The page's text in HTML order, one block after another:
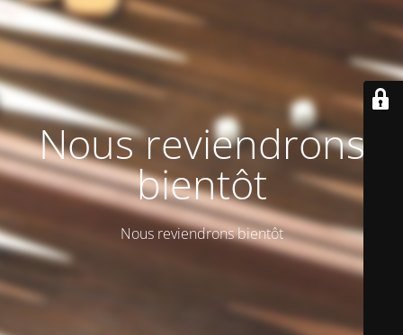
Nous reviendrons
bientôt
Nous reviendrons bientôt